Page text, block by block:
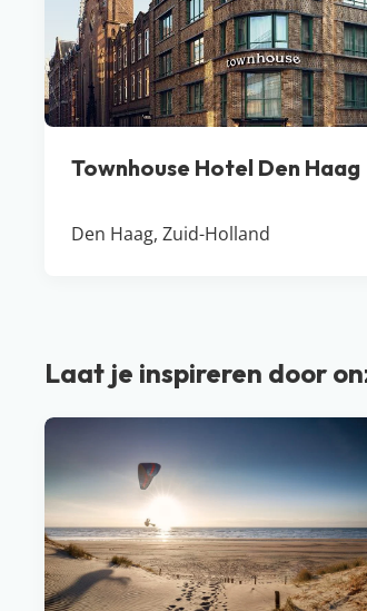
Townhouse Hotel Den Haag
Den Haag, Zuid-Holland
Laat je inspireren door